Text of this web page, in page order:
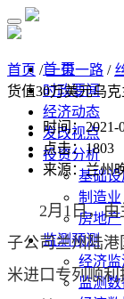
首 页
时政要闻
经济动态
发改视点
投资分析
基础设
制造业
房地产
监测预测
经济
监测
首页 /一带一路 /
货值30万美元乌
时间：2021-
点击：1803
来源：兰州
2月1日，由
子公司兰州陆
米进口专列顺